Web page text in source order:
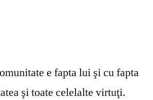
e fapta lui şi cu fapta
şi toate celelalte virtuţi.